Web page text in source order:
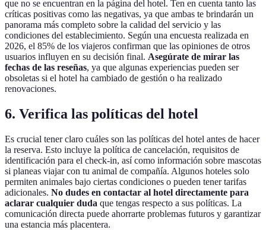
que no se encuentran en la página del hotel. Ten en cuenta tanto las
críticas positivas como las negativas, ya que ambas te brindarán un
panorama más completo sobre la calidad del servicio y las
condiciones del establecimiento. Según una encuesta realizada en
2026, el 85% de los viajeros confirman que las opiniones de otros
usuarios influyen en su decisión final. Asegúrate de mirar las
fechas de las reseñas, ya que algunas experiencias pueden ser
obsoletas si el hotel ha cambiado de gestión o ha realizado
renovaciones.
6. Verifica las políticas del hotel
Es crucial tener claro cuáles son las políticas del hotel antes de hacer
la reserva. Esto incluye la política de cancelación, requisitos de
identificación para el check-in, así como información sobre mascotas
si planeas viajar con tu animal de compañía. Algunos hoteles solo
permiten animales bajo ciertas condiciones o pueden tener tarifas
adicionales. No dudes en contactar al hotel directamente para
aclarar cualquier duda que tengas respecto a sus políticas. La
comunicación directa puede ahorrarte problemas futuros y garantizar
una estancia más placentera.